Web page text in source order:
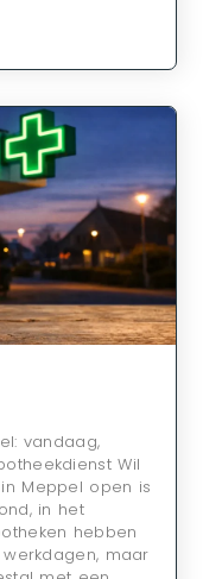
vandaag,
Wil
Meppel open is
in het
hebben
maar